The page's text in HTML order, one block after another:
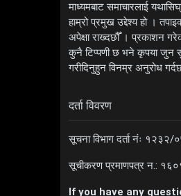
माध्यमबाट समाचारलाई
हाम्रो प्रमुख उद्देश्य हो ।
अपेक्षा राख्दछौँ । प्रकाशन
कुनै टिप्पणी छ भने कृपया जुन
गरीदिनुहुन विनम्र अनुरोध
दर्ता विवरण
सूचना विभाग दर्ता नंः
सूचीकरण प्रमाणपत्र न.:
If you have any